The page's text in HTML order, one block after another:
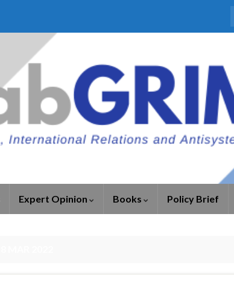
Expert Opinion Books Policy Brief